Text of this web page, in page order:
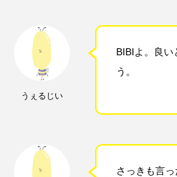
うぇるじい
BIBIよ。良
う。
さっきも言っ